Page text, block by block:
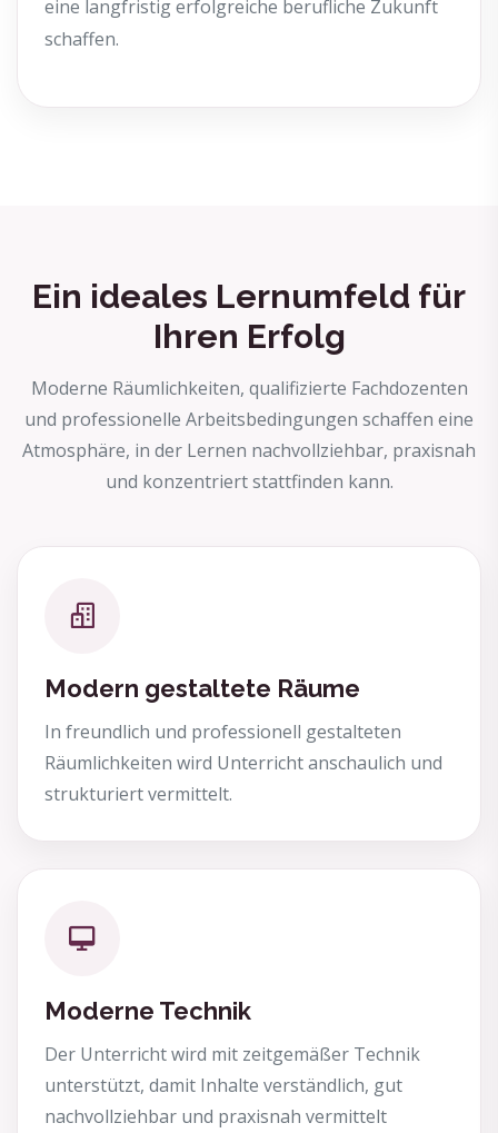
eine langfristig erfolgreiche berufliche Zukunft
schaffen.
Ein ideales Lernumfeld für
Ihren Erfolg
Moderne Räumlichkeiten, qualifizierte Fachdozenten
und professionelle Arbeitsbedingungen schaffen eine
Atmosphäre, in der Lernen nachvollziehbar, praxisnah
und konzentriert stattfinden kann.
Modern gestaltete Räume
In freundlich und professionell gestalteten
Räumlichkeiten wird Unterricht anschaulich und
strukturiert vermittelt.
Moderne Technik
Der Unterricht wird mit zeitgemäßer Technik
unterstützt, damit Inhalte verständlich, gut
nachvollziehbar und praxisnah vermittelt